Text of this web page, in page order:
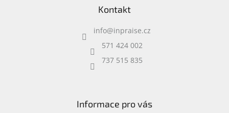
Kontakt
info@inpraise.cz
571 424 002
737 515 835
Informace pro vás